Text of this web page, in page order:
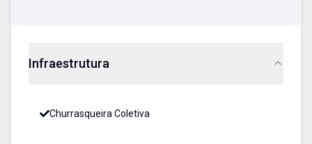
Infraestrutura
Churrasqueira Coletiva